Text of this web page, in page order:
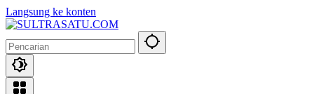
Langsung ke konten